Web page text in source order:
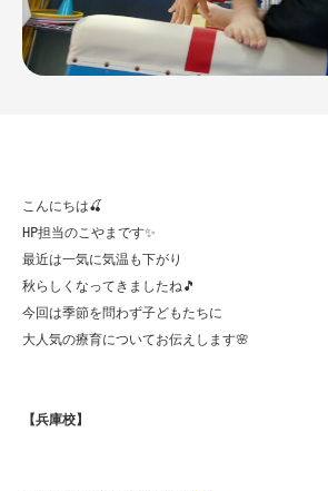
こんにちは🍒
HP担当のこやまです✨
最近は一気に気温も下がり
秋らしくなってきましたね🎵
今回は季節を問わず子どもたちに
大人気の療育についてお伝えします🌸
【兵庫校】